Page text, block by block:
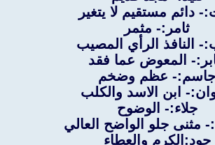
دائم مستقيم لا يتغير
ثامر:- مثمر
النافذ الرأي المصيب
المعوض عما فقد
جاسم:- عظم وضخم
ابن الاسد والكلب
جلاء:- الوضوح
مثنى جلو الواضح العالي
جود:الكرم والعطاء